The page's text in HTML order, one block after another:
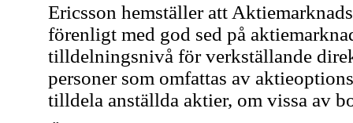
Ericsson hemställer att
förenligt med god sed på
tilldelningsnivå för verkställande
personer som omfattas av
tilldela anställda aktier, om vissa av